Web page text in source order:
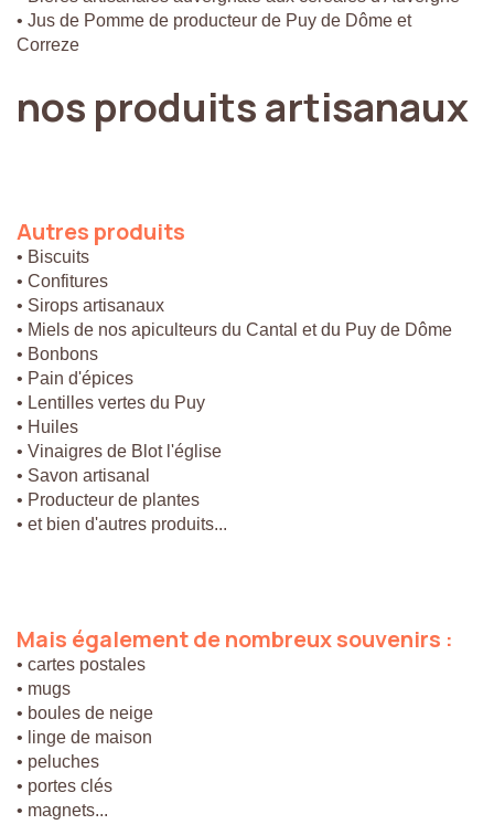
• Jus de Pomme de producteur de Puy de Dôme et
Correze
nos produitsartisanaux
Autres produits
• Biscuits
• Confitures
• Sirops artisanaux
• Miels de nos apiculteurs du Cantal et du Puy de Dôme
• Bonbons
• Pain d'épices
• Lentilles vertes du Puy
• Huiles
• Vinaigres de Blot l'église
• Savon artisanal
• Producteur de plantes
• et bien d'autres produits...
Mais égalementdenombreuxsouvenirs :
• cartes postales
• mugs
• boules de neige
• linge de maison
• peluches
• portes clés
• magnets...